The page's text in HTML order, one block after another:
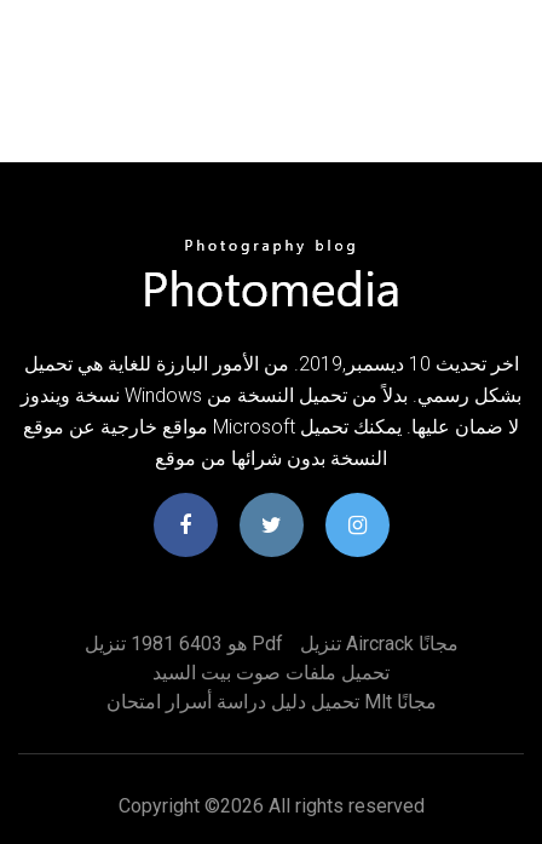
اخر تحديث 10 ديسمبر,2019. من الأمور البارزة للغاية هي تحميل
نسخة ويندوز Windows بشكل رسمي. بدلاً من تحميل النسخة من
مواقع خارجية عن موقع Microsoft لا ضمان عليها. يمكنك تحميل
النسخة بدون شرائها من موقع
هو 6403 1981 تنزيل Pdf
تنزيل Aircrack مجانًا
تحميل ملفات صوت بيت السيد
تحميل دليل دراسة أسرار امتحان Mlt مجانًا
Copyright ©2026 All rights reserved